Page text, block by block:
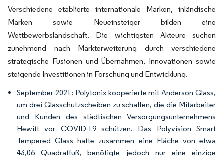
Verschiedene etablierte internationale Marken, inländische
Marken sowie Neueinsteiger bilden eine
Wettbewerbslandschaft. Die wichtigsten Akteure suchen
zunehmend nach Markterweiterung durch verschiedene
strategische Fusionen und Übernahmen, Innovationen sowie
steigende Investitionen in Forschung und Entwicklung.
September 2021: Polytonix kooperierte mit Anderson Glass,
um drei Glasschutzscheiben zu schaffen, die die Mitarbeiter
und Kunden des städtischen Versorgungsunternehmens
Hewitt vor COVID-19 schützen. Das Polyvision Smart
Tempered Glass hatte zusammen eine Fläche von etwa
43,06 Quadratfuß, benötigte jedoch nur eine einzige